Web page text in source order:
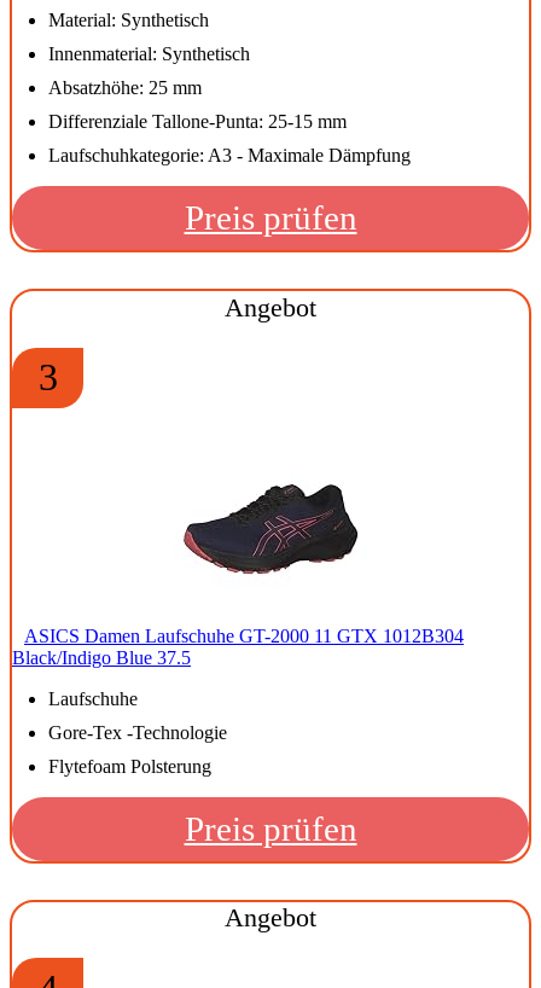
Material: Synthetisch
Innenmaterial: Synthetisch
Absatzhöhe: 25 mm
Differenziale Tallone-Punta: 25-15 mm
Laufschuhkategorie: A3 - Maximale Dämpfung
Preis prüfen
Angebot
3
ASICS Damen Laufschuhe GT-2000 11 GTX 1012B304
Black/Indigo Blue 37.5
Laufschuhe
Gore-Tex -Technologie
Flytefoam Polsterung
Preis prüfen
Angebot